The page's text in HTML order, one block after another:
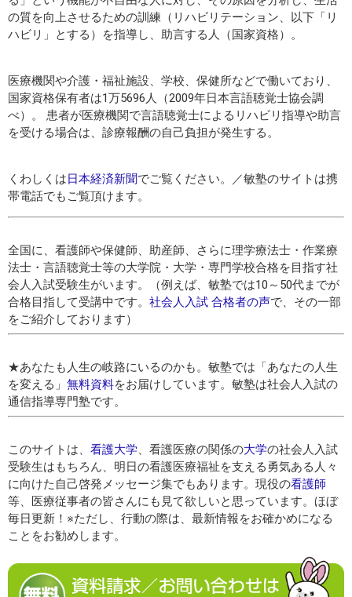
の質を向上させるための訓練（リハビリテーション、以下「リ
ハビリ」とする）を指導し、助言する人（国家資格）。
医療機関や介護・福祉施設、学校、保健所などで働いており、
国家資格保有者は1万5696人（2009年日本言語聴覚士協会調
べ）。 患者が医療機関で言語聴覚士によるリハビリ指導や助言
を受ける場合は、診療報酬の自己負担が発生する。
くわしくは日本経済新聞でご覧ください。／敏塾のサイトは携
帯電話でもご覧頂けます。
全国に、看護師や保健師、助産師、さらに理学療法士・作業療
法士・言語聴覚士等の大学院・大学・専門学校合格を目指す社
会人入試受験生がいます。（例えば、敏塾では10～50代までが
合格目指して受講中です。 社会人入試 合格者の声で、その一部
をご紹介しております）
★あなたも人生の岐路にいるのかも。敏塾では「あなたの人生
を変える」 無料資料をお届けしています。敏塾は社会人入試の
通信指導専門塾です。
このサイトは、 看護大学、看護医療の関係の大学の社会人入試
受験生はもちろん、明日の看護医療福祉を支える勇気ある人々
に向けた自己啓発メッセージ集でもあります。現役の看護師
等、医療従事者の皆さんにも見て欲しいと思っています。ほぼ
毎日更新！※ただし、行動の際は、最新情報をお確かめになる
ことをお勧めします。